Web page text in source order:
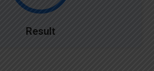
Result